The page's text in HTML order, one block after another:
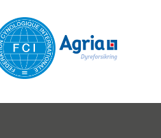
Kennel Coton le Fevre
Randers